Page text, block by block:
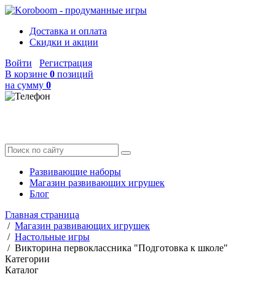
Доставка и оплата
Скидки и акции
Войти
Регистрация
В корзине 0 позиций
на сумму 0
Развивающие наборы
Магазин развивающих игрушек
Блог
Главная страница
/ Магазин развивающих игрушек
/ Настольные игры
/ Викторина первоклассника "Подготовка к школе"
Категории
Каталог